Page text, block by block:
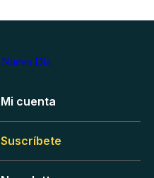
Mi cuenta
Suscríbete